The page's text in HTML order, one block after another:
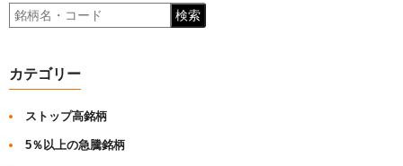
検索
カテゴリー
ストップ高銘柄
5％以上の急騰銘柄